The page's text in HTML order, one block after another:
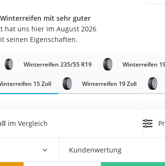
55 R16
mit sehr guter
hat uns hier im August 2026
seinen Eigenschaften.
Winterreifen 235/55 R19 Winterreifen
15 Zoll Winterreifen 19 Zoll
im Vergleich
Kundenwertung